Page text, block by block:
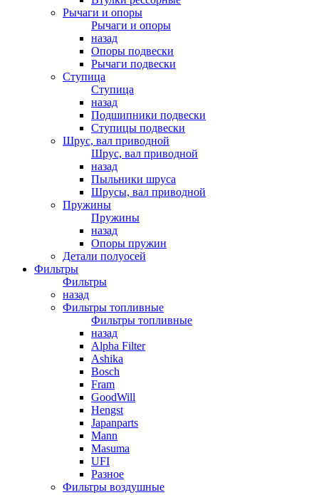
Рычаги и опоры
Рычаги и опоры
назад
Опоры подвески
Рычаги подвески
Ступица
Ступица
назад
Подшипники подвески
Ступицы подвески
Шрус, вал приводной
Шрус, вал приводной
назад
Пыльники шруса
Шрусы, вал приводной
Пружины
Пружины
назад
Опоры пружин
Детали полуосей
Фильтры
Фильтры
назад
Фильтры топливные
Фильтры топливные
назад
Alpha Filter
Ashika
Bosch
Fram
GoodWill
Hengst
Japanparts
Mann
Masuma
UFI
Разное
Фильтры воздушные